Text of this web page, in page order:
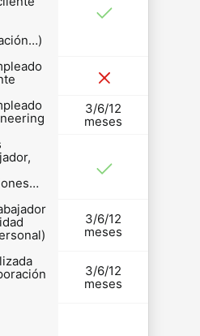
3/6/12
meses
3/6/12
meses
3/6/12
meses